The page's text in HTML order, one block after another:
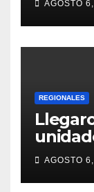
AGOSTO
REGIONALES
eAGOSTO